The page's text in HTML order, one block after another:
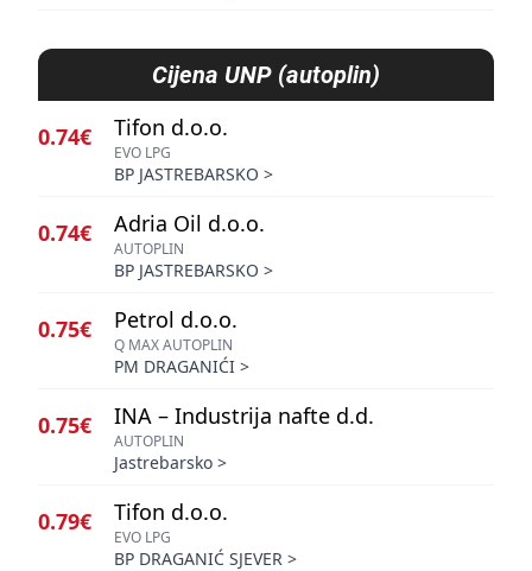
Cijena UNP (autoplin)
0.74€ Tifon d.o.o.
EVO LPG
BP JASTREBARSKO >
0.74€ Adria Oil d.o.o.
AUTOPLIN
BP JASTREBARSKO >
0.75€ Petrol d.o.o.
Q MAX AUTOPLIN
PM DRAGANIĆI >
0.75€ INA – Industrija nafte d.d.
AUTOPLIN
Jastrebarsko >
0.79€ Tifon d.o.o.
EVO LPG
BP DRAGANIĆ SJEVER >